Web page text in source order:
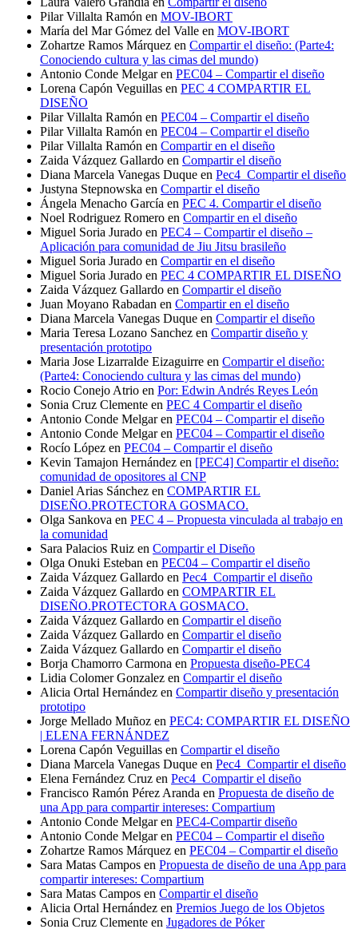
Pilar Villalta Ramón en MOV-IBORT
María del Mar Gómez del Valle en MOV-IBORT
Zohartze Ramos Márquez en Compartir el diseño: (Parte4:
Conociendo cultura y las cimas del mundo)
Antonio Conde Melgaren PEC04 – Compartir el diseño
Lorena Capón Veguillas en PEC 4 COMPARTIR EL
DISEÑO
Pilar Villalta Ramón en PEC04 – Compartir el diseño
Pilar Villalta Ramón en PEC04 – Compartir el diseño
Pilar Villalta Ramón en Compartir en el diseño
Zaida Vázquez Gallardo en Compartir el diseño
Diana Marcela Vanegas Duque en Pec4_Compartir el diseño
Justyna Stepnowska en Compartir el diseño
Ángela Menacho García en PEC 4. Compartir el diseño
Noel Rodriguez Romero en Compartir en el diseño
Miguel Soria Jurado en PEC4 – Compartir el diseño –
Aplicación para comunidad de Jiu Jitsu brasileño
Miguel Soria Jurado en Compartir en el diseño
Miguel Soria Jurado en PEC 4 COMPARTIR EL DISEÑO
Zaida Vázquez Gallardo en Compartir el diseño
Juan Moyano Rabadan en Compartir en el diseño
Diana Marcela Vanegas Duque en Compartir el diseño
Maria Teresa Lozano Sanchez en Compartir diseño y
presentación prototipo
Maria Jose Lizarralde Eizaguirre en Compartir el diseño:
(Parte4: Conociendo cultura y las cimas del mundo)
Rocio Conejo Atrio en Por: Edwin Andrés Reyes León
Sonia Cruz Clemente en PEC 4 Compartir el diseño
Antonio Conde Melgaren PEC04 – Compartir el diseño
Antonio Conde Melgaren PEC04 – Compartir el diseño
Rocío López en PEC04 – Compartir el diseño
Kevin Tamajon Hernández en [PEC4] Compartir el diseño:
comunidad de opositores al CNP
Daniel Arias Sánchez en COMPARTIR EL
DISEÑO.PROTECTORA GOSMACO.
Olga Sankova en PEC 4 – Propuesta vinculada al trabajo en
la comunidad
Sara Palacios Ruiz en Compartir el Diseño
Olga Onuki Esteban en PEC04 – Compartir el diseño
Zaida Vázquez Gallardo en Pec4_Compartir el diseño
Zaida Vázquez Gallardo en COMPARTIR EL
DISEÑO.PROTECTORA GOSMACO.
Zaida Vázquez Gallardo en Compartir el diseño
Zaida Vázquez Gallardo en Compartir el diseño
Zaida Vázquez Gallardo en Compartir el diseño
Borja Chamorro Carmona en Propuesta diseño-PEC4
Lidia Colomer Gonzalez en Compartir el diseño
Alicia Ortal Hernández en Compartir diseño y presentación
prototipo
Jorge Mellado Muñoz en PEC4: COMPARTIR EL DISEÑO
| ELENA FERNÁNDEZ
Lorena Capón Veguillas en Compartir el diseño
Diana Marcela Vanegas Duque en Pec4_Compartir el diseño
Elena Fernández Cruz en Pec4_Compartir el diseño
Francisco Ramón Pérez Aranda en Propuesta de diseño de
una App para compartir intereses: Compartium
Antonio Conde Melgaren PEC4-Compartir diseño
Antonio Conde Melgaren PEC04 – Compartir el diseño
Zohartze Ramos Márquez en PEC04 – Compartir el diseño
Sara Matas Campos en Propuesta de diseño de una App para
compartir intereses: Compartium
Sara Matas Campos en Compartir el diseño
Alicia Ortal Hernández en Premios Juego de los Objetos
Sonia Cruz Clemente en Jugadores de Póker